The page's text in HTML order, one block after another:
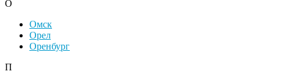
О
Омск
Орел
Оренбург
П